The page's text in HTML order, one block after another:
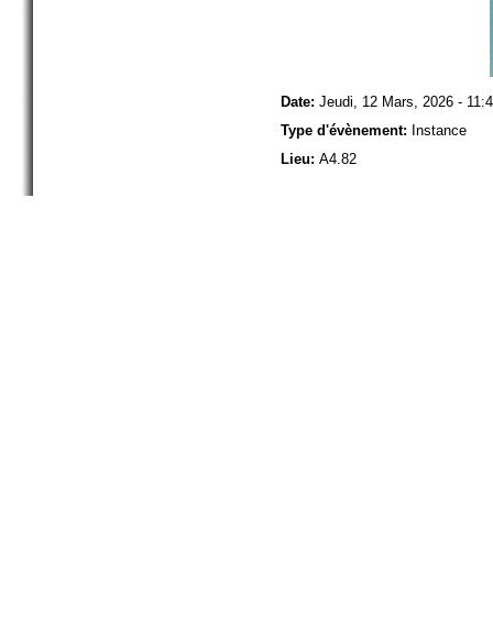
Date: Jeudi, 12 Mars, 2026 -
Type d'évènement: Instance
Lieu: A4.82